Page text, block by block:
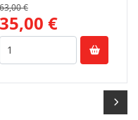
35,00 €
63,00 €